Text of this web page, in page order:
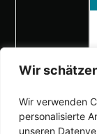
Wir
Wir verwenden
personalisierte
unseren